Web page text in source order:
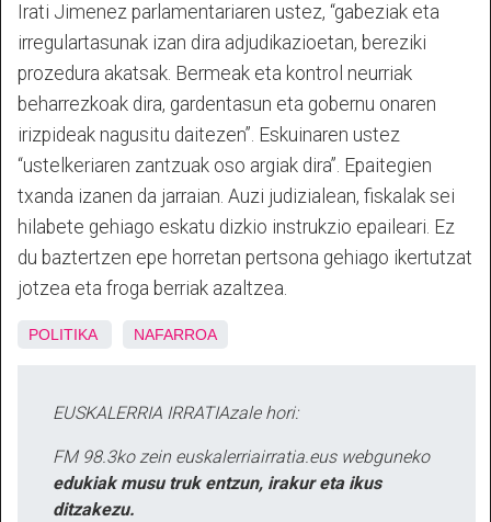
Irati Jimenez parlamentariaren ustez, “gabeziak eta
irregulartasunak izan dira adjudikazioetan, bereziki
prozedura akatsak. Bermeak eta kontrol neurriak
beharrezkoak dira, gardentasun eta gobernu onaren
irizpideak nagusitu daitezen”. Eskuinaren ustez
“ustelkeriaren zantzuak oso argiak dira”. Epaitegien
txanda izanen da jarraian. Auzi judizialean, fiskalak sei
hilabete gehiago eskatu dizkio instrukzio epaileari. Ez
du baztertzen epe horretan pertsona gehiago ikertutzat
jotzea eta froga berriak azaltzea.
POLITIKA NAFARROA
EUSKALERRIA IRRATIAzale hori:
FM 98.3ko zein euskalerriairratia.eus webguneko
edukiak musu truk entzun, irakur eta ikus
ditzakezu.